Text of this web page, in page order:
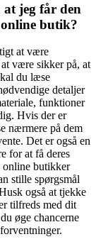
jeg får den
butik?
at være
være sikker på, at
du læse
detaljer
funktioner
Hvis der er
nærmere på dem
Det er også en
for at få deres
online butikker
stille spørgsmål
også at tjekke
tilfreds med dit
øge chancerne